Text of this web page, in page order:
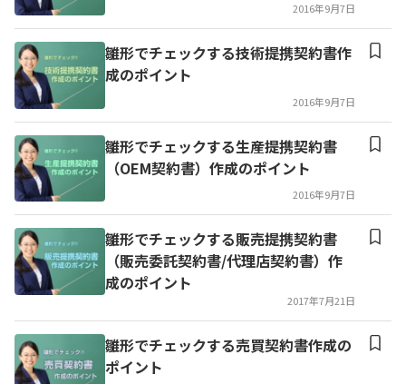
2016年9月7日
雛形でチェックする技術提携契約書作
成のポイント
2016年9月7日
雛形でチェックする生産提携契約書
（OEM契約書）作成のポイント
2016年9月7日
雛形でチェックする販売提携契約書
（販売委託契約書/代理店契約書）作
成のポイント
2017年7月21日
雛形でチェックする売買契約書作成の
ポイント